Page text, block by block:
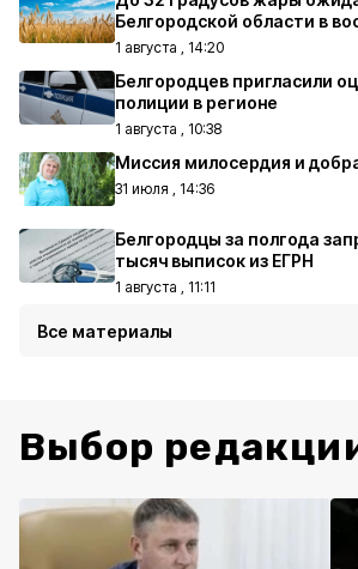
Белгородской области в
1 августа , 14:20
Белгородцев пригласили
полиции в регионе
1 августа , 10:38
Миссия милосердия и
31 июля , 14:36
Белгородцы за полгода
тысяч выписок из ЕГРН
1 августа , 11:11
Все материалы
Выбор